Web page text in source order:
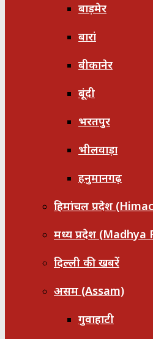
बाड़मेर
बारां
बीकानेर
बूंदी
भरतपुर
भीलवाड़ा
हनुमानगढ़
हिमांचल प्रदेश
मध्य प्रदेश (Madhya
दिल्ली की खबरें
असम (Assam)
गुवाहाटी